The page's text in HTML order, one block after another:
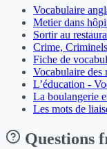
Vocabulaire
Metier dans
Sortir au
Crime,
Fiche de
Vocabulaire des
L’éducation -
La boulangerie
Les mots de
Questions